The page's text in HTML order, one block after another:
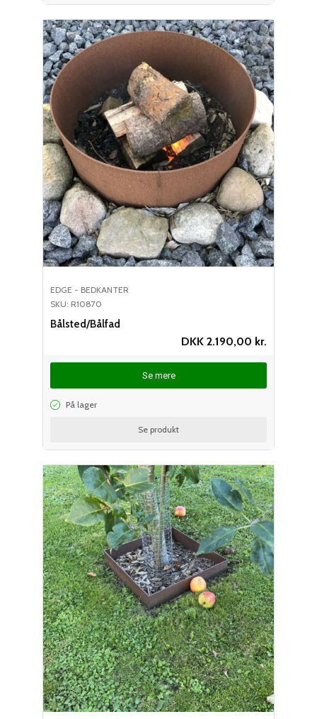
EDGE - BEDKANTER
SKU: R10870
Bålsted/Bålfad
DKK2.190,00 kr.
Se mere
På lager
Se produkt